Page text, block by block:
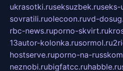
ukrasotki.ruseksuzbek.ruseks-
sovratili.ruolecoon.ruvd-
rbc-news.ruporno-skvirt.ru
13autor-kolonka.rusormol.ru
hostserve.ruporno-na-
neznobi.rubigfatcc.ruhabble.ru